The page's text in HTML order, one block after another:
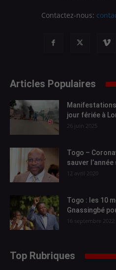
Contactez-nous:
Articles Populaires
Manifestations
jour fériée à
26 juin 2025
Togo –
sauver
12 avril 2020
Togo : les 10
Gnassingbé
16 septembre 2022
Top Rubriques